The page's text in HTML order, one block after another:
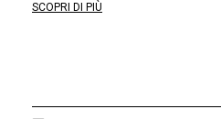
SCOPRI DI PIÙ